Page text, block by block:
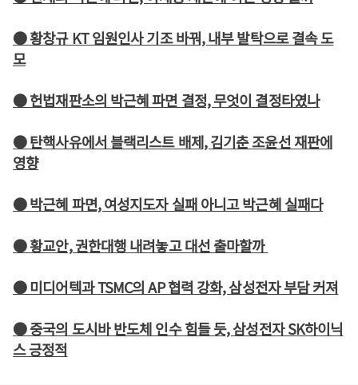
● 황창규 KT 임원인사 기조 바꿔, 내부 발탁으로 결속 도
모
● 헌법재판소의 박근혜 파면 결정, 무엇이 결정타였나
● 탄핵사유에서 블랙리스트 배제, 김기춘 조윤선 재판에
영향
● 박근혜 파면, 여성지도자 실패 아니고 박근혜 실패다
● 황교안, 권한대행 내려놓고 대선 출마할까
● 미디어텍과 TSMC의 AP 협력 강화, 삼성전자 부담 커져
● 중국의 도시바 반도체 인수 힘들 듯, 삼성전자 SK하이닉
스 긍정적